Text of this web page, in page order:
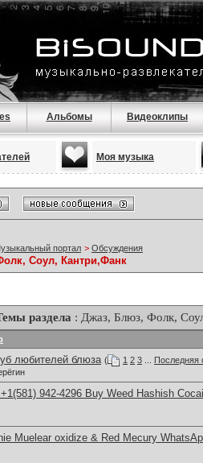
Альбомы Видеоклипы
Моя музыка
портал > Обсуждения
Соул, Кантри,Фанк
раздела : Джаз, Блюз, Фолк,
любителей блюза ( 1 2 3
Последняя
942-4296 Buy Weed Hashish
Muelear oxidize & Red Mecury